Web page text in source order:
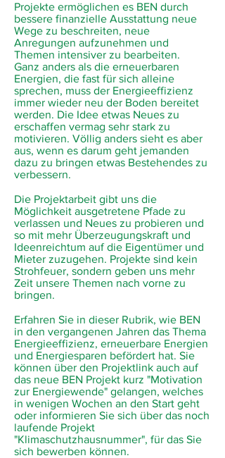
Projekte ermöglichen es BEN durch
bessere finanzielle Ausstattung neue
Wege zu beschreiten, neue
Anregungen aufzunehmen und
Themen intensiver zu bearbeiten.
Ganz anders als die erneuerbaren
Energien, die fast für sich alleine
sprechen, muss der Energieeffizienz
immer wieder neu der Boden bereitet
werden. Die Idee etwas Neues zu
erschaffen vermag sehr stark zu
motivieren. Völlig anders sieht es aber
aus, wenn es darum geht jemanden
dazu zu bringen etwas Bestehendes zu
verbessern.
Die Projektarbeit gibt uns die
Möglichkeit ausgetretene Pfade zu
verlassen und Neues zu probieren und
so mit mehr Überzeugungskraft und
Ideenreichtum auf die Eigentümer und
Mieter zuzugehen. Projekte sind kein
Strohfeuer, sondern geben uns mehr
Zeit unsere Themen nach vorne zu
bringen.
Erfahren Sie in dieser Rubrik, wie BEN
in den vergangenen Jahren das Thema
Energieeffizienz, erneuerbare Energien
und Energiesparen befördert hat. Sie
können über den Projektlink auch auf
das neue BEN Projekt kurz "Motivation
zur Energiewende" gelangen, welches
in wenigen Wochen an den Start geht
oder informieren Sie sich über das noch
laufende Projekt
"Klimaschutzhausnummer", für das Sie
sich bewerben können.